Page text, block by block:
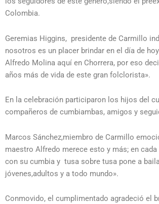
Colombia.
Geremias Higgins, presidente de Carmillo
nosotros es un placer brindar en el día de
Alfredo Molina aquí en Chorrera, por eso
años más de vida de este gran folclorista».
En la celebración participaron los hijos del
compañeros de cumbiambas, amigos y
Marcos Sánchez,miembro de Carmillo
maestro Alfredo merece esto y más; en
con su cumbia y tusa sobre tusa pone a
jóvenes,adultos y a todo mundo».
Conmovido, el cumplimentado agradeció el